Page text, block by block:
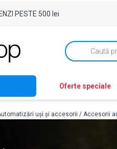
PESTE 500 lei
Products
search
Oferte speciale
uși și accesorii / Accesorii